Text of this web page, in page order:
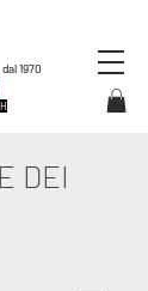
dal 1970
DEI